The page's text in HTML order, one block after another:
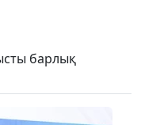
барлық